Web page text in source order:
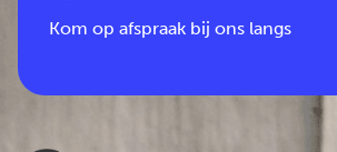
Kom op afspraak bij ons langs